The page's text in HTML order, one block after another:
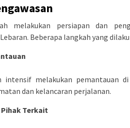
melakukan persiapan dan
Beberapa langkah yang
intensif melakukan pemantauan
dan kelancaran perjalanan.
Terkait